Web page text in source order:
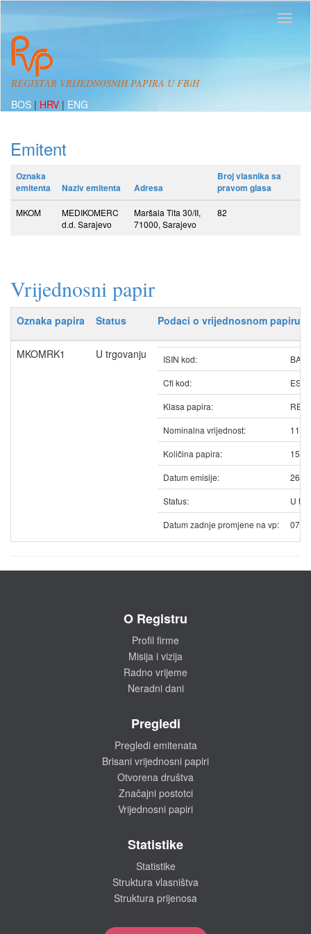
REGISTAR VRIJEDNOSNIH PAPIRA U FBiH
BOS | HRV | ENG
Emitent
Oznaka
emitenta
Naziv emitenta Adresa
Broj vlasnika sa
pravom glasa
MKOM
MEDIKOMERC
d.d. Sarajevo
Maršala Tita 30/II,
71000, Sarajevo
82
Vrijednosni papir
Oznaka papira Status Podaci o vrijednosnom papiru
MKOMRK1 U trgovanju ISIN kod:
Cfi kod:
Klasa papira:
Nominalna vrijednost:
11.20
Količina papira:
Datum emisije:
Status:
U
Datum zadnje promjene na vp:
O Registru
Profil firme
Misija i vizija
Radno vrijeme
Neradni dani
Pregledi
Pregledi emitenata
Brisani vrijednosni papiri
Otvorena društva
Značajni postotci
Vrijednosni papiri
Statistike
Statistike
Struktura vlasništva
Struktura prijenosa